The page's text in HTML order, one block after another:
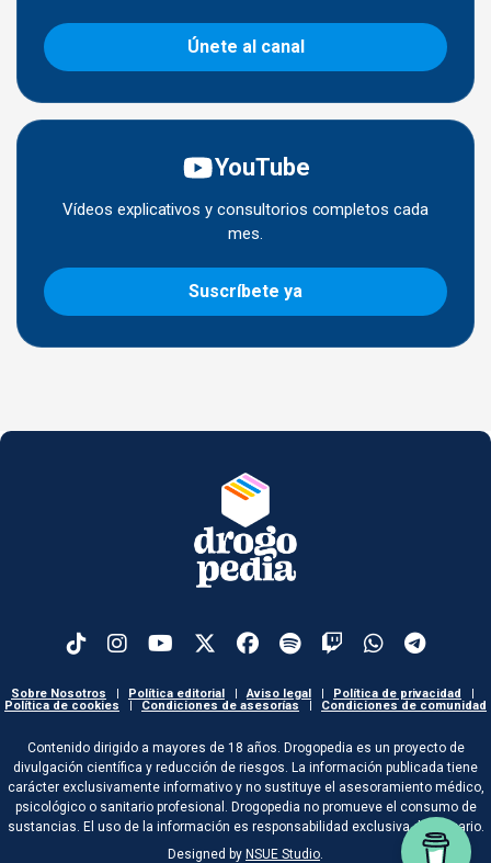
Únete al canal
YouTube
Vídeos explicativos y consultorios completos cada
mes.
Suscríbete ya
Sobre Nosotros Política editorial Aviso legal Política de privacidad
Política de cookies
Condiciones de asesorías Condiciones de comunidad
Contenido dirigido a mayores de 18 años. Drogopedia es un proyecto de
divulgación científica y reducción de riesgos. La información publicada tiene
carácter exclusivamente informativo y no sustituye el asesoramiento médico,
psicológico o sanitario profesional. Drogopedia no promueve el consumo de
sustancias. El uso de la información es responsabilidad exclusiva del usuario.
Designed by NSUE Studio.